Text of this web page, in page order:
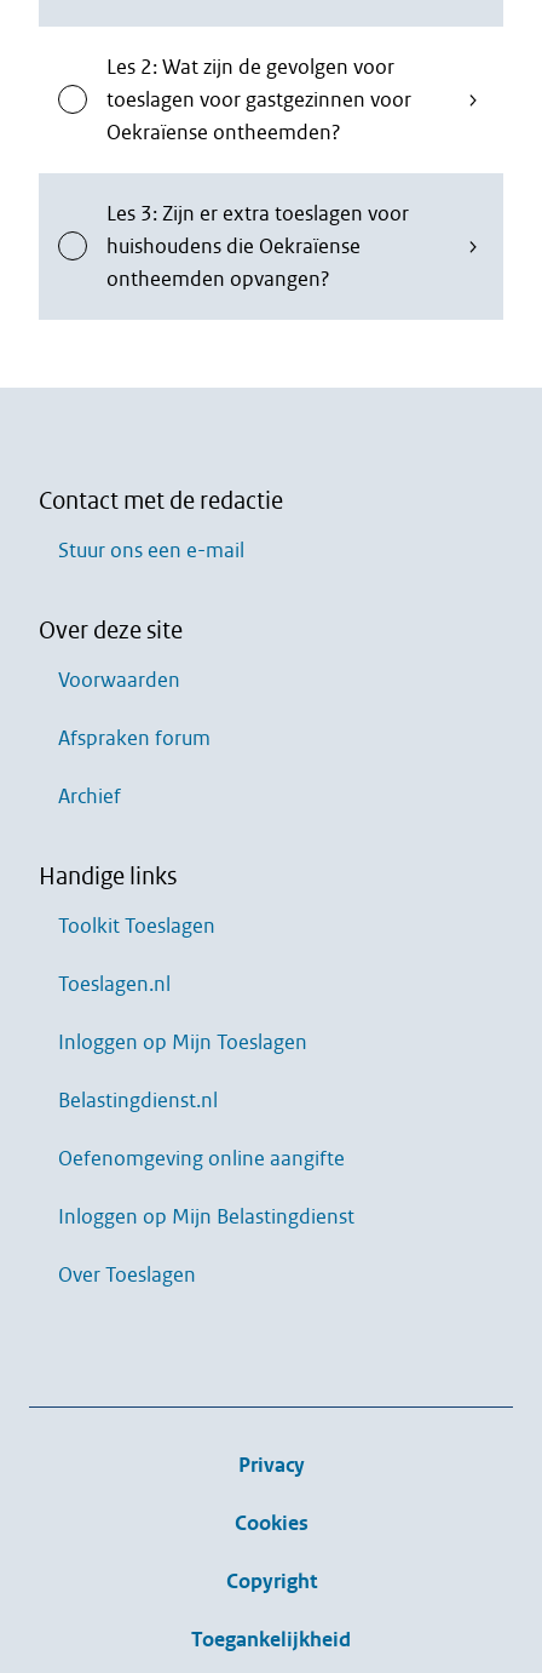
Les 2: Wat zijn de gevolgen voor
toeslagen voor gastgezinnen voor
Oekraïense ontheemden?
Les 3: Zijn er extra toeslagen voor
huishoudens die Oekraïense
ontheemden opvangen?
Contact met de redactie
Stuur ons een e-mail
Over deze site
Voorwaarden
Afspraken forum
Archief
Handige links
Toolkit Toeslagen
Toeslagen.nl
Inloggen op Mijn Toeslagen
Belastingdienst.nl
Oefenomgeving online aangifte
Inloggen op Mijn Belastingdienst
Over Toeslagen
Privacy
Cookies
Copyright
Toegankelijkheid